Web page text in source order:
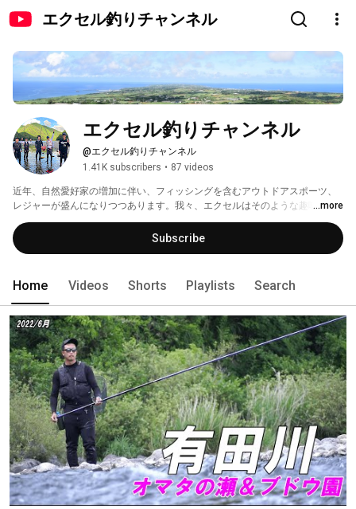
エクセル釣りチャンネル
エクセル釣りチャンネル
@エクセル釣りチャンネル
1.41K subscribers • 87 videos
近年、自然愛好家の増加に伴い、フィッシングを含むアウトドアスポーツ、
レジャーが盛んになりつつあります。我々、エクセルはそのような趣味を 持
つ方々と共にエンジョイできたらと言う期待の基に商品作りを行っていま
す。 今後とも、"エクセル"をご愛用いただきますよう、宜しくお願い申し上
げます。
...more
Subscribe
Home Videos Shorts Playlists Search